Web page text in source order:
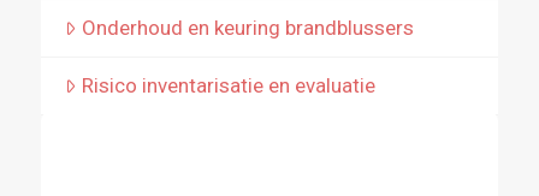
Onderhoud en keuring brandblussers
Risico inventarisatie en evaluatie